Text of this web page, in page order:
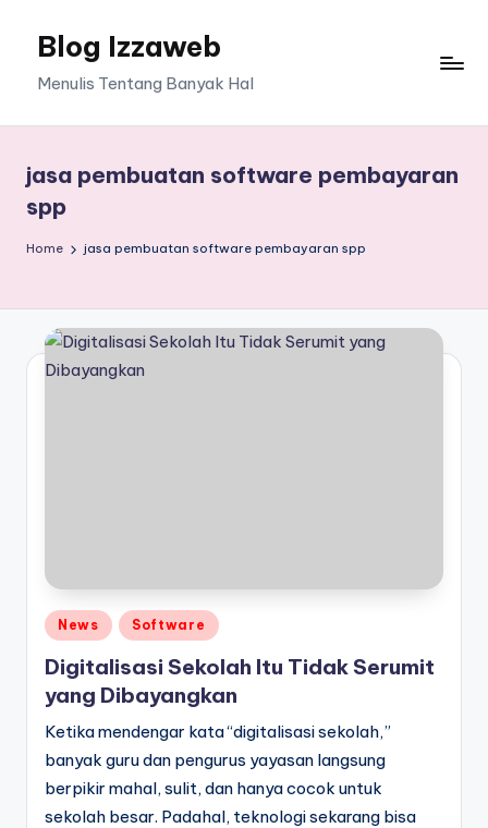
Blog Izzaweb
Menulis Tentang Banyak Hal
jasa pembuatan software pembayaran
spp
Home jasa pembuatan software pembayaran spp
Posted
in
News Software
Digitalisasi Sekolah Itu Tidak Serumit
yang Dibayangkan
Ketika mendengar kata “digitalisasi sekolah,”
banyak guru dan pengurus yayasan langsung
berpikir mahal, sulit, dan hanya cocok untuk
sekolah besar. Padahal, teknologi sekarang bisa